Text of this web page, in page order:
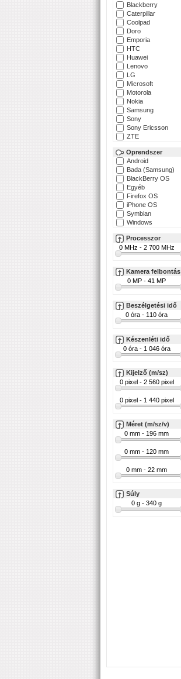
Blackberry
Caterpillar
Coolpad
Doro
Emporia
HTC
Huawei
Lenovo
LG
Microsoft
Motorola
Nokia
Samsung
Sony
Sony Ericsson
ZTE
Oprendszer
Android
Bada (Samsung)
BlackBerry OS
Egyéb
Firefox OS
iPhone OS
Symbian
Windows
Processzor
Kamera felbontás
Beszélgetési idő
Készenléti idő
Kijelző (m/sz)
Méret (m/sz/v)
Súly